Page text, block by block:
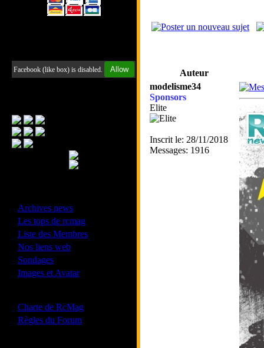
Facebook (like box) is disabled. Allow
Archives news
Les tops de rcmag
Liste des Membres
Nos liens web
Sondages
Images et Avatar
Charte de RcMag
Règles du Forum
Auteur
modelisme34
Sponsors
Elite
Inscrit le: 28/11/2018
Messages: 1916